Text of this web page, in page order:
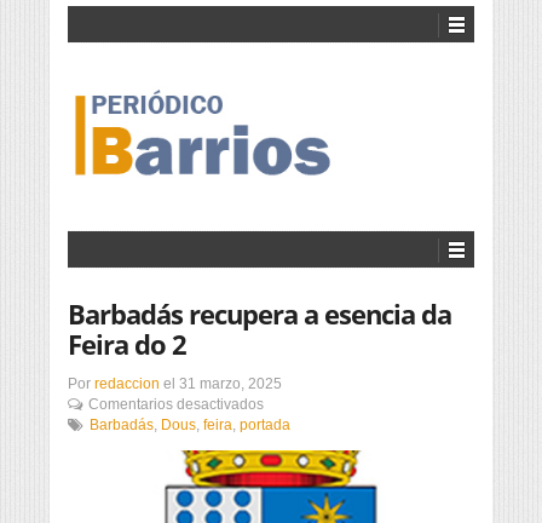
Barbadás recupera a esencia da
Feira do 2
Por redaccion el 31 marzo, 2025
Comentarios desactivadosen
Barbadás
a
esencia
Barbadás, Dous, feira, portada